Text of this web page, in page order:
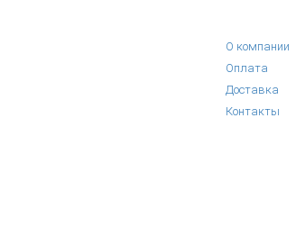
О компании
Оплата
Доставка
Контакты